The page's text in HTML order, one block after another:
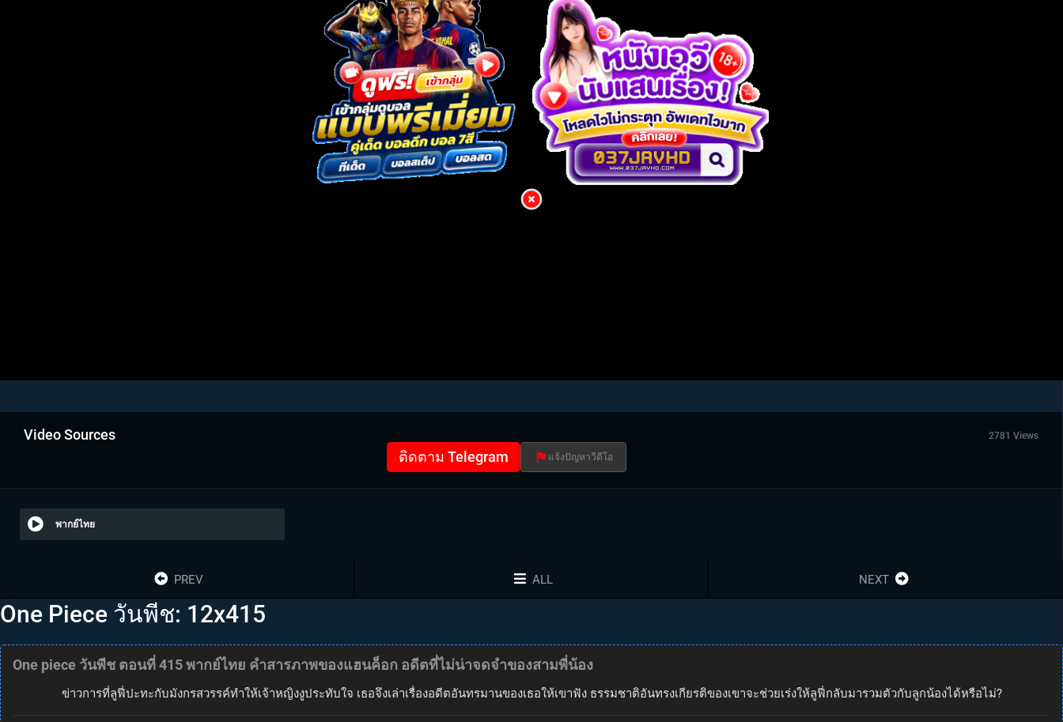
Video Sources 2781 Views
ติดตาม Telegram แจ้งปัญหาวีดีโอ
พากย์ไทย
PREV ALL NEXT
One Piece วันพีช: 12x415
One piece วันพีช ตอนที่ 415 พากย์ไทย คำสารภาพของแฮนค็อก อดีตที่ไม่น่าจดจำของสามพี่น้อง
ข่าวการที่ลูฟี่ปะทะกับมังกรสวรรค์ทำให้เจ้าหญิงงูประทับใจ เธอจึงเล่าเรื่องอดีตอันทรมานของเธอให้เขาฟัง ธรรมชาติอันทรงเกียรติของเขาจะช่วยเร่งให้ลูฟี่กลับมารวมตัวกับลูกน้องได้หรือไม่?